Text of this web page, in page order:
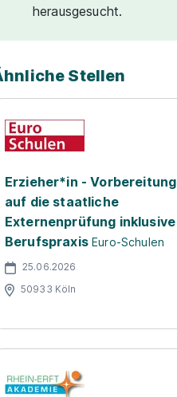
herausgesucht.
Stellen
Erzieher*in - Vorbereitung
auf die staatliche
Externenprüfung inklusive
Berufspraxis Euro-Schulen
25.06.2026
50933 Köln